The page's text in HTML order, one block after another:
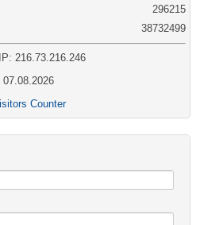
296215
38732499
216.73.216.246
07.08.2026
Counter